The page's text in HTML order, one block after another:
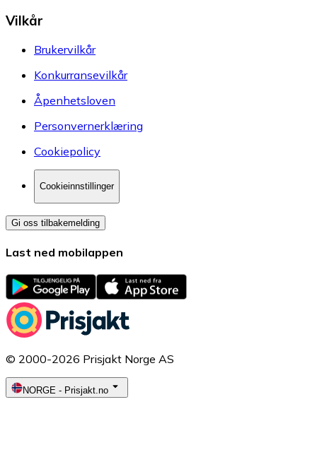
Vilkår
Brukervilkår
Konkurransevilkår
Åpenhetsloven
Personvernerklæring
Cookiepolicy
Cookieinnstillinger
Gi oss tilbakemelding
Last ned mobilappen
© 2000-2026 Prisjakt Norge AS
NORGE - Prisjakt.no